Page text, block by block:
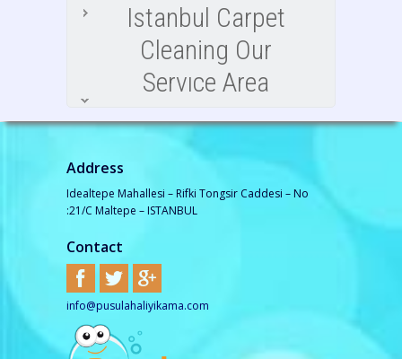
Istanbul Carpet
Cleaning Our
Servıce Area
Address
Idealtepe Mahallesi – Rifki Tongsir Caddesi – No
:21/C Maltepe – ISTANBUL
Contact
info@pusulahaliyikama.com